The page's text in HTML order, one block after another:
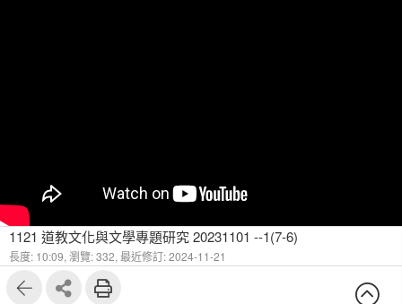
1121 道教文化與文學專題研究 20231101 --1(7-6)
長度: 10:09, 瀏覽: 332, 最近修訂: 2024-11-21